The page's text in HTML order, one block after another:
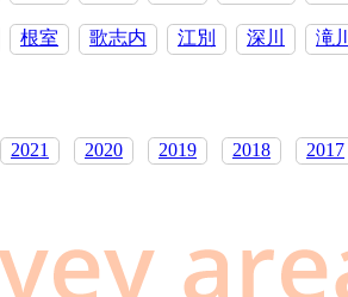
根室 歌志内 江別 深川 滝
2021 2020 2019 2018 2017